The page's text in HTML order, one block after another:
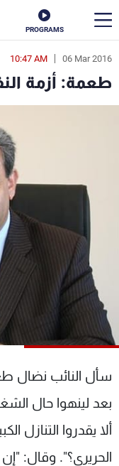
PROGRAMS
06 Mar 2016
10:47 AM
طعمة: أزمة
سأل النائب نضال
بعد لينهوا حال
ألا يقدروا التنازل
الحريري؟". وقال:
en
الأخبار
منوعات
كأس العالم
البرامج
جدول البرامج
شاهد البرامج
عن MTV
الإنـتـاج
لاعلاناتكم